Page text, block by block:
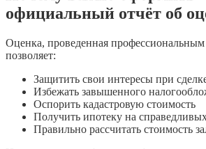
официальный отчёт об
Оценка, проведенная профессиональным
позволяет:
Защитить свои интересы при
Избежать завышенного
Оспорить кадастровую стоимость
Получить ипотеку на
Правильно рассчитать стоимость